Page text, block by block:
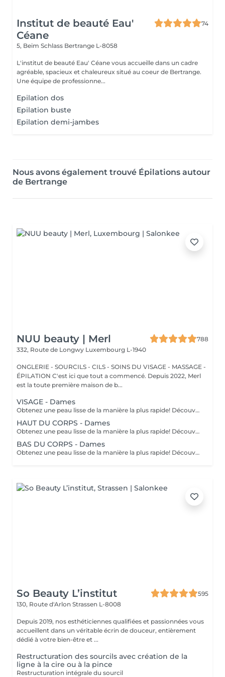
Institut de beauté Eau'
Céane
74
5, Beim Schlass Bertrange L-8058
L'institut de beauté Eau' Céane vous accueille dans un cadre
agréable, spacieux et chaleureux situé au coeur de Bertrange.
Une équipe de professionne...
Epilation dos
Epilation buste
Epilation demi-jambes
Nous avons également trouvé Épilations autour
de Bertrange
NUU beauty | Merl
788
332, Route de Longwy Luxembourg L-1940
ONGLERIE - SOURCILS - CILS - SOINS DU VISAGE - MASSAGE -
ÉPILATION C'est ici que tout a commencé. Depuis 2022, Merl
est la toute première maison de b...
VISAGE - Dames
Obtenez une peau lisse de la manière la plus rapide! Découvrez les avantages de l'épilation permanente grâce à notre technologie lumineuse avancée qui cible efficacement les follicules pileux. Caractéristiques de notre Laser: technologie de pointe: nouveau modèle 2022 traitement polyvalent: système 3-en-1: laser diode, alexandrite et NdYag sécurité certifiée: entièrement certifié dans toute l'UE résultats visibles: effets notables après votre première séance transformation complète: résultats finaux obtenus après 6 à 8 traitements inclusif pour tous: convient à tous les types de peau et de cheveux, sauf les cheveux gris confort avant tout: equipé d'un système de refroidissement pour une expérience sans douleur Comment fonctionne l'Épilation au laser? préparation: votre peau est soigneusement nettoyée. application de gel: un gel spécial est appliqué pour améliorer le traitement. traitement au laser: le laser est appliqué sur la zone ciblée. finition apaisante: une crème apaisante est appliquée après le traitement. Recommandations d'Âge: idéalement adapté aux personnes âgées de 16 à 18 ans et plus. Soins post-traitement: pour garantir des résultats optimaux, veuillez éviter de vous exposer au soleil une semaine avant et après votre procédure. Fréquence des séances: les séances sont recommandées toutes les 4 à 8 semaines, pour un total de 6 à 10 traitements selon la zone.
HAUT DU CORPS - Dames
Obtenez une peau lisse de la manière la plus rapide! Découvrez les avantages de l'épilation permanente grâce à notre technologie lumineuse avancée qui cible efficacement les follicules pileux. Caractéristiques de notre Laser: technologie de pointe: nouveau modèle 2022 traitement polyvalent: système 3-en-1: laser diode, alexandrite et NdYag sécurité certifiée: entièrement certifié dans toute l'UE résultats visibles: effets notables après votre première séance transformation complète: résultats finaux obtenus après 6 à 8 traitements inclusif pour tous: convient à tous les types de peau et de cheveux, sauf les cheveux gris confort avant tout: equipé d'un système de refroidissement pour une expérience sans douleur Comment fonctionne l'Épilation au laser? préparation: votre peau est soigneusement nettoyée. application de gel: un gel spécial est appliqué pour améliorer le traitement. traitement au laser: le laser est appliqué sur la zone ciblée. finition apaisante: une crème apaisante est appliquée après le traitement. Recommandations d'Âge: idéalement adapté aux personnes âgées de 16 à 18 ans et plus. Soins post-traitement: pour garantir des résultats optimaux, veuillez éviter de vous exposer au soleil une semaine avant et après votre procédure. Fréquence des séances: les séances sont recommandées toutes les 4 à 8 semaines, pour un total de 6 à 10 traitements selon la zone.
BAS DU CORPS - Dames
Obtenez une peau lisse de la manière la plus rapide! Découvrez les avantages de l'épilation permanente grâce à notre technologie lumineuse avancée qui cible efficacement les follicules pileux. Caractéristiques de notre Laser: technologie de pointe: nouveau modèle 2022 traitement polyvalent: système 3-en-1: laser diode, alexandrite et NdYag sécurité certifiée: entièrement certifié dans toute l'UE résultats visibles: effets notables après votre première séance transformation complète: résultats finaux obtenus après 6 à 8 traitements inclusif pour tous: convient à tous les types de peau et de cheveux, sauf les cheveux gris confort avant tout: equipé d'un système de refroidissement pour une expérience sans douleur Comment fonctionne l'Épilation au laser? préparation: votre peau est soigneusement nettoyée. application de gel: un gel spécial est appliqué pour améliorer le traitement. traitement au laser: le laser est appliqué sur la zone ciblée. finition apaisante: une crème apaisante est appliquée après le traitement. Recommandations d'Âge: idéalement adapté aux personnes âgées de 16 à 18 ans et plus. Soins post-traitement: pour garantir des résultats optimaux, veuillez éviter de vous exposer au soleil une semaine avant et après votre procédure. Fréquence des séances: les séances sont recommandées toutes les 4 à 8 semaines, pour un total de 6 à 10 traitements selon la zone.
So Beauty L’institut
595
130, Route d'Arlon Strassen L-8008
Depuis 2019, nos esthéticiennes qualifiées et passionnées vous
accueillent dans un véritable écrin de douceur, entièrement
dédié à votre bien-être et ...
Restructuration des sourcils avec création de la
ligne à la cire ou à la pince
Restructuration intégrale du sourcil